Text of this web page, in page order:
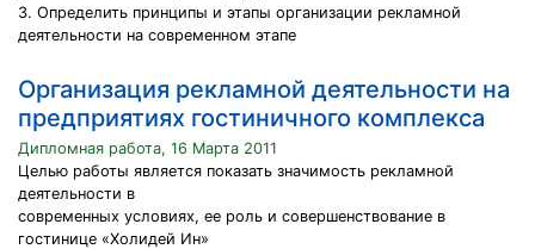
3. Определить принципы и этапы организации рекламной
деятельности на современном этапе
Организация рекламной деятельности на
предприятиях гостиничного комплекса
Дипломная работа, 16 Марта 2011
Целью работы является показать значимость рекламной
деятельности в
современных условиях, ее роль и совершенствование в
гостинице «Холидей Ин»